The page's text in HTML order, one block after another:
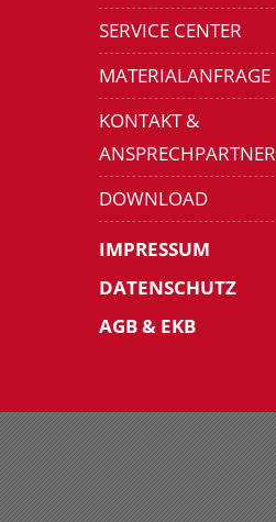
SERVICE CENTER
MATERIALANFRAGE
KONTAKT &
ANSPRECHPARTNER
DOWNLOAD
IMPRESSUM
DATENSCHUTZ
AGB & EKB